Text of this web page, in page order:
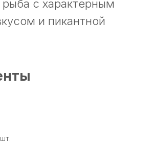
с характерным
и пикантной